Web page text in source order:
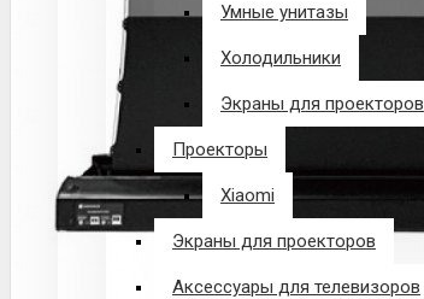
Умные унитазы
Холодильники
Экраны для проекторов
Проекторы
Xiaomi
Экраны для проекторов
Аксессуары для телевизоров